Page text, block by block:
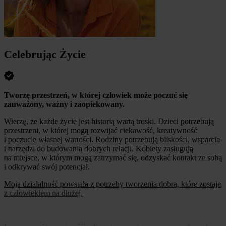
Celebrując Życie
Tworzę przestrzeń, w której człowiek może poczuć się
zauważony, ważny i zaopiekowany.
Wierzę, że każde życie jest historią wartą troski. Dzieci potrzebują
przestrzeni, w której mogą rozwijać ciekawość, kreatywność
i poczucie własnej wartości. Rodziny potrzebują bliskości, wsparcia
i narzędzi do budowania dobrych relacji. Kobiety zasługują
na miejsce, w którym mogą zatrzymać się, odzyskać kontakt ze sobą
i odkrywać swój potencjał.
Moja działalność powstała z potrzeby tworzenia dobra, które zostaje
z człowiekiem na dłużej.